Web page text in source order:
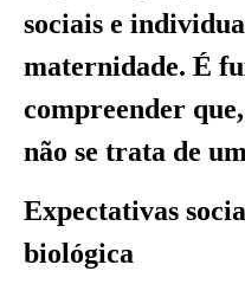
sociais e
maternidade. É
compreender
não se trata de
Expectativas
biológica